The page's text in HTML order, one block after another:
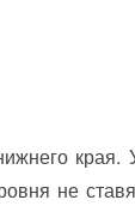
края.
не